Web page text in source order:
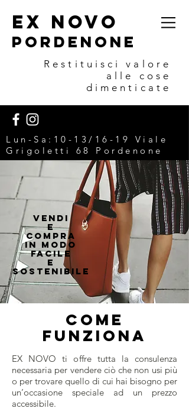
EX NOVO
POrdenone
Restituisci valore
alle cose
dimenticate
Lun-Sa:10-13/16-19 V iale
Grigoletti 68 Pordenone
VENDI
E
COMPRA
IN MODO
FACILE
E
SOSTENIBILE
COME
FUNZIONA
EX NOVO ti offre tutta la consulenza
necessaria per vendere ciò che non usi più
o per trovare quello di cui hai bisogno per
un’occasione speciale ad un prezzo
accessibile.